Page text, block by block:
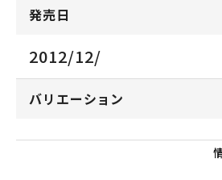
発売日
2012/12/
バリエーション